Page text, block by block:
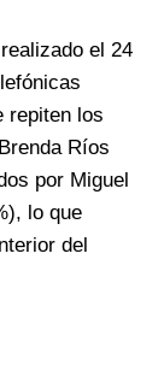
el 24
repiten los
Ríos
por Miguel
lo que
del